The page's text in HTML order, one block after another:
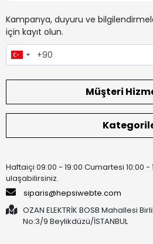
Kampanya, duyuru ve
için kayıt olun.
Müşteri
Haftaiçi 09:00 - 19:00 Cumartesi 10:00 -
ulaşabilirsiniz.
siparis@hepsiwebte.com
OZAN ELEKTRİK BOSB Mahallesi
No:3/9 Beylikdüzü/İSTANBUL